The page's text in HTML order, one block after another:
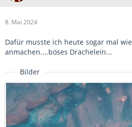
8. Mai 2024
Dafür musste ich heute sogar mal
anmachen....böses Drachelein...
Bilder